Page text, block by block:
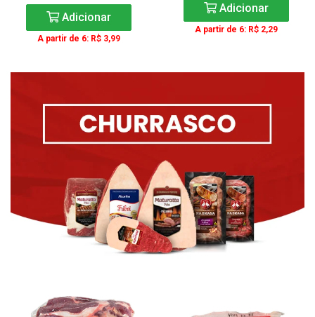
Adicionar
A partir de 6: R$ 3,99
Adicionar
A partir de 6: R$ 2,29